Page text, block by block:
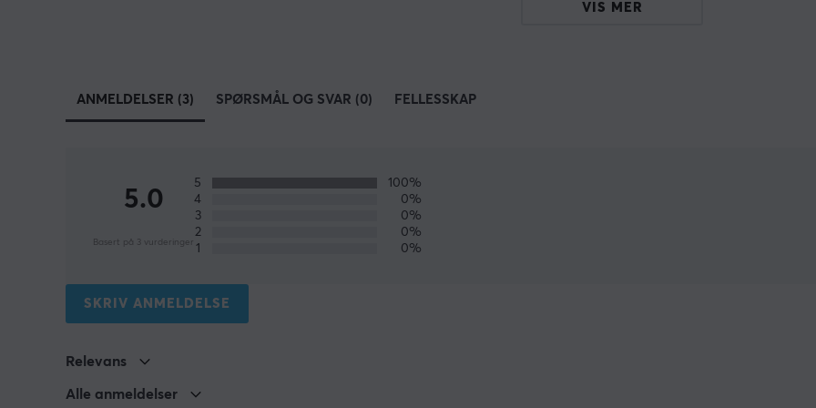
VIS MER
ANMELDELSER (3) SPØRSMÅL OG SVAR (0) FELLESSKAP
5.0
Basert på 3 vurderinger
5
100%
4
0%
3
0%
2
0%
1
0%
SKRIV ANMELDELSE
Relevans
Alle anmeldelser